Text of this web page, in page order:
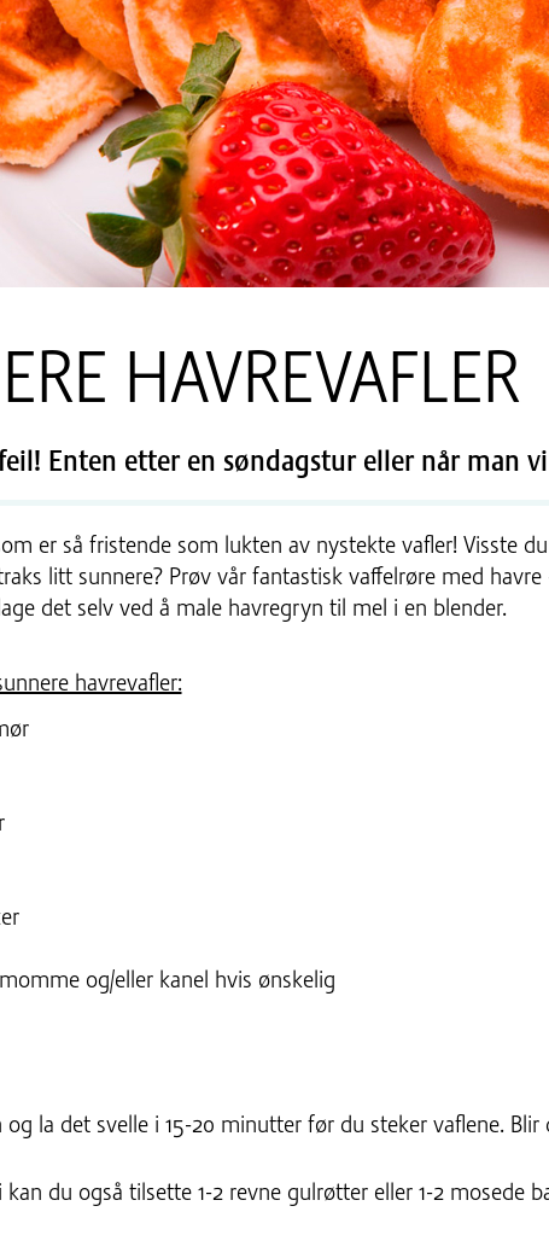
HAVREVAFLER
Enten etter en søndagstur eller når man
er så fristende som lukten av nystekte vafler! Visste
litt sunnere? Prøv vår fantastisk vaffelrøre med
det selv ved å male havregryn til mel i en blender.
havrevafler:
og/eller kanel hvis ønskelig
og la det svelle i 15-20 minutter før du steker vaflene.
kan du også tilsette 1-2 revne gulrøtter eller 1-2 mosede